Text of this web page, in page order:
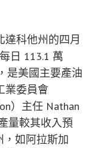
達科他州的四月
日 113.1 萬
是美國主要產油
業委員會
）主任 Nathan
量較其收入預
，如阿拉斯加